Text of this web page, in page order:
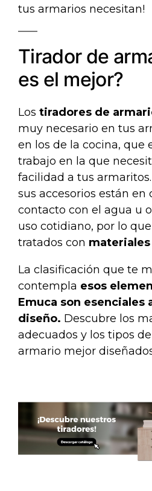
tus armarios necesitan!
Tirador de
es el mejor?
Los tiradores de
muy necesario en tus
en los de la cocina, que
trabajo en la que
facilidad a tus
sus accesorios están en
contacto con el agua u
uso cotidiano, por lo
tratados con
La clasificación que te
contempla esos
Emuca son esenciales
diseño. Descubre los
adecuados y los tipos
armario mejor